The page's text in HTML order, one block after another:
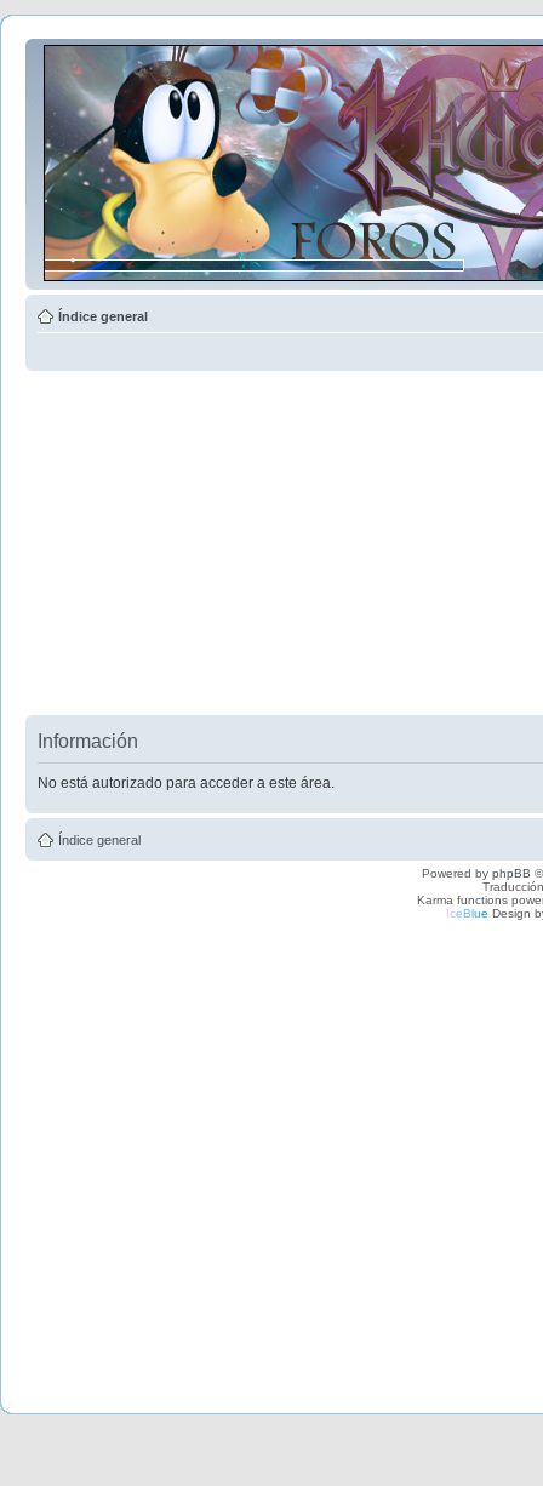
Índice general
Información
No está autorizado para acceder a este área.
Índice general
Powered by phpBB
Karma functions
IceBlue Design